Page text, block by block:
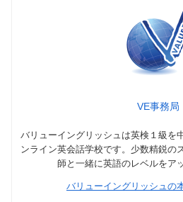
VE事務局
バリューイングリッシュは英検１級を
ンライン英会話学校です。少数精鋭の
師と一緒に英語のレベルをア
バリューイングリッシュの